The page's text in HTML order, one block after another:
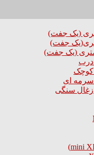
درب
کوچک
سرمه ای
زغال سنگی